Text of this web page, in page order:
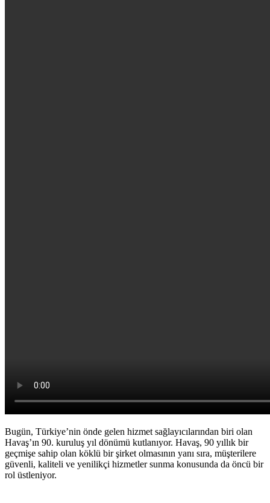
Bugün, Türkiye’nin önde gelen hizmet sağlayıcılarından biri olan
Havaş’ın 90. kuruluş yıl dönümü kutlanıyor. Havaş, 90 yıllık bir
geçmişe sahip olan köklü bir şirket olmasının yanı sıra, müşterilere
güvenli, kaliteli ve yenilikçi hizmetler sunma konusunda da öncü bir
rol üstleniyor.